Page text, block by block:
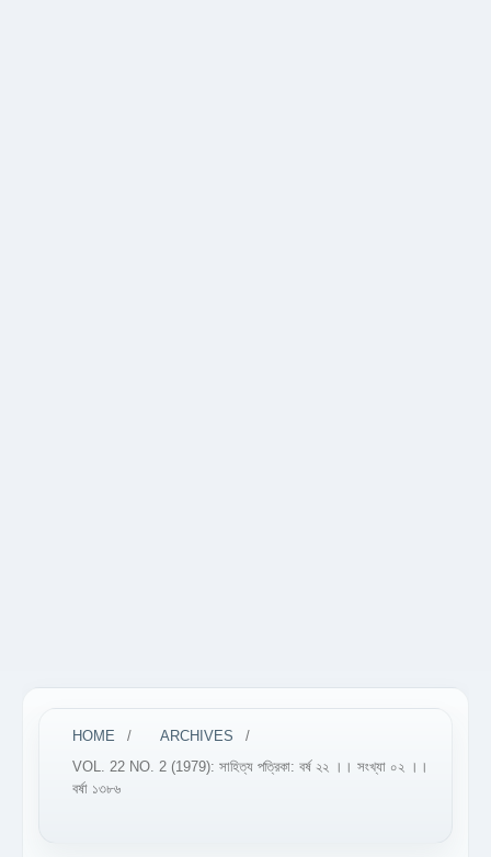
HOME / ARCHIVES
/
VOL. 22 NO. 2 (1979): সাহিত্য পত্রিকা: বর্ষ ২২ ।। সংখ্যা ০২ ।।
বর্ষা ১৩৮৬